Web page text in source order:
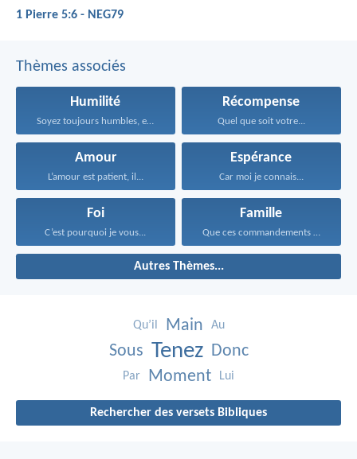
1 Pierre 5:6 - NEG79
Thèmes associés
Humilité
Soyez toujours humbles, empreints...
Récompense
Quel que soit votre...
Amour
L’amour est patient, il...
Espérance
Car moi je connais...
Foi
C’est pourquoi je vous...
Famille
Que ces commandements que...
Autres Thèmes...
Qu’il Main Au
Sous Tenez Donc
Par Moment Lui
Rechercher des versets Bibliques